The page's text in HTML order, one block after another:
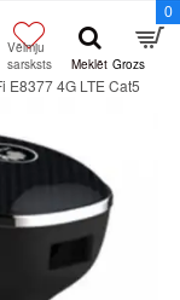
0
E8377 4G LTE Cat5